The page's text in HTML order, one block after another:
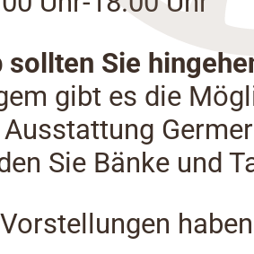
sollten Sie
gibt es die
Sie Bänke und